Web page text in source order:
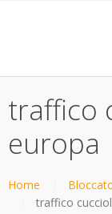
traffico
europa
Home
traffico